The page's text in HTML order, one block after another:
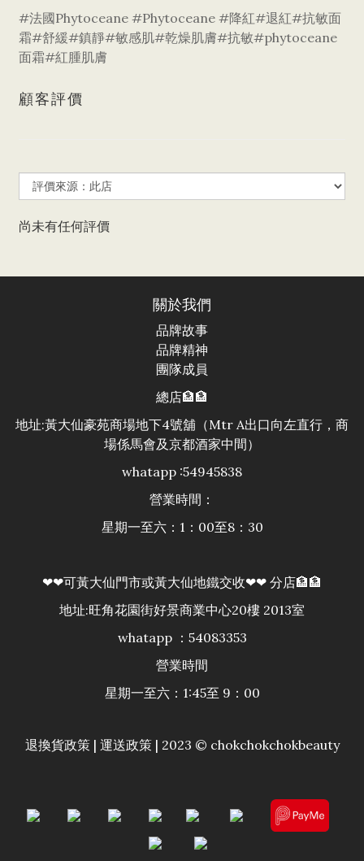
#法國Phytoceane #Phytoceane #降紅#退紅#抗敏面
霜#舒緩#鎮靜#敏感肌#乾燥肌膚#抗敏#phytoceane
面霜#紅腫肌膚
顧客評價
尚未有任何評價
關於我們
品牌故事
品牌精神
團隊成員
總店🏦🏦
地址:黃大仙豪苑商場地下4號舖（Mtr A出口向左直行，商
場係馬會及京都酒家中間）
whatapp :54945838
營業時間：
星期一至六：1：00至8：30
❤❤可黃大仙門市或黃大仙地鐵交收❤❤ 分店🏦🏦
地址:旺角花園街好景商業中心20樓 2013室
whatapp ：54083353
營業時間
星期一至六：1:45至 9：00
退換貨政策| 運送政策| 2023 © chokchokchokbeauty